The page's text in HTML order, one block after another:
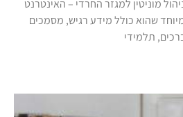
מוניטין למגזר החרדי – האינטרנט
שהוא כולל מידע רגיש, מסמכים
תלמידי